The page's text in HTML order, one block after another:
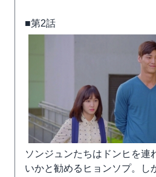
■第2話
ソンジュンたちはドンヒを連
いかと勧めるヒョンソプ。し